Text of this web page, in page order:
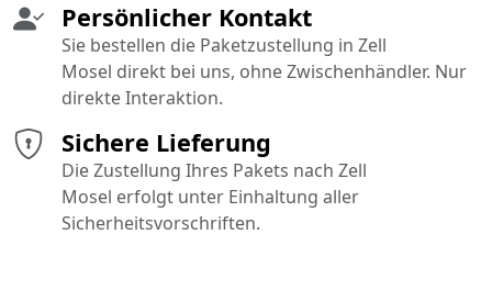
Sichere Lieferung
Die Zustellung Ihres Pakets nach Zell
Mosel erfolgt unter Einhaltung aller
Sicherheitsvorschriften.
Persönlicher Kontakt
Sie bestellen die Paketzustellung in Zell
Mosel direkt bei uns, ohne Zwischenhändler. Nur
direkte Interaktion.